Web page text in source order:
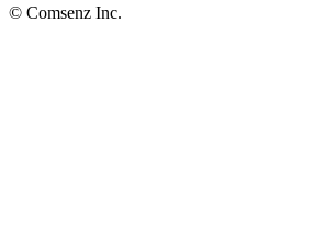
© Comsenz Inc.